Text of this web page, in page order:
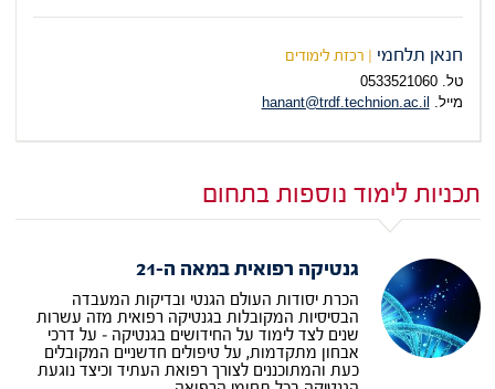
חנאן תלחמי | רכזת לימודים
טל.0533521060
מייל. hanant@trdf.technion.ac.il
תכניות לימוד נוספות בתחום
גנטיקה רפואית במאה ה-21
הכרת יסודות העולם הגנטי ובדיקות המעבדה
הבסיסיות המקובלות בגנטיקה רפואית מזה עשרות
שנים לצד לימוד על החידושים בגנטיקה – על דרכי
אבחון מתקדמות, על טיפולים חדשניים המקובלים
כעת והמתוכננים לצורך רפואת העתיד וכיצד נוגעת